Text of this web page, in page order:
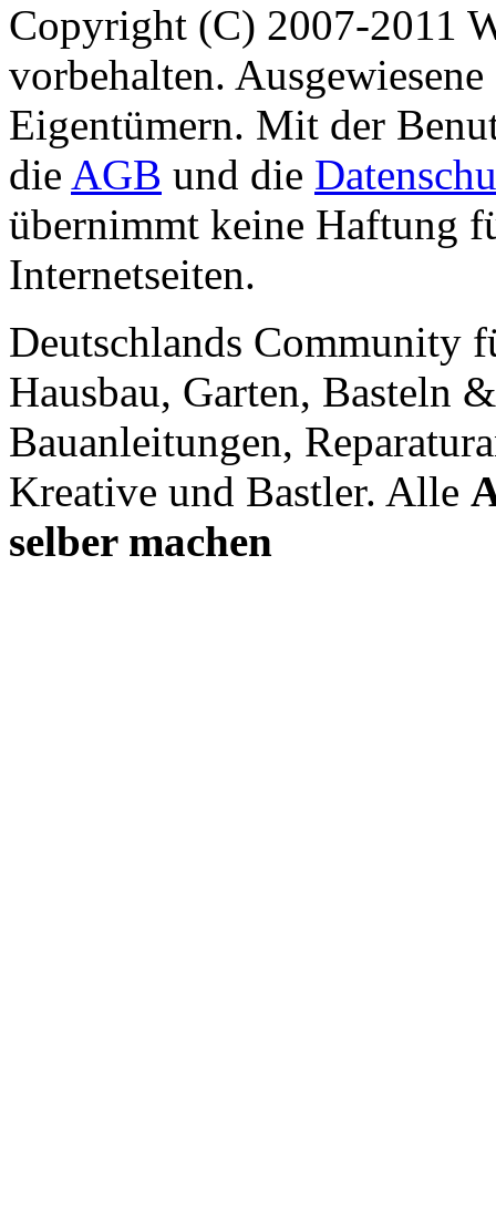
Copyright (C) 2007-2011
vorbehalten.
Eigentümern. Mit der
die AGB und die
übernimmt keine Haftung
Internetseiten.
Deutschlands Community
Hausbau, Garten, Basteln
Bauanleitungen,
Kreative und Bastler. Alle
selber machen